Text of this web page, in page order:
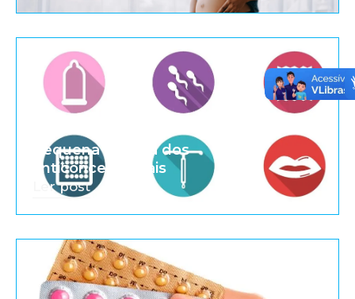
Pequena história dos
anticoncepcionais
Ler post